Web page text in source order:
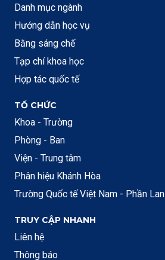
Danh mục ngành
Hướng dẫn học vụ
Bằng sáng chế
Tạp chí khoa học
Hợp tác quốc tế
TỔ CHỨC
Khoa - Trường
Phòng - Ban
Viện - Trung tâm
Phân hiệu Khánh Hòa
Trường Quốc tế Việt Nam - Phần Lan
TRUY CẬP NHANH
Liên hệ
Thông báo